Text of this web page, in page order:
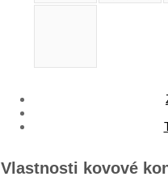
Vlastnosti kovové